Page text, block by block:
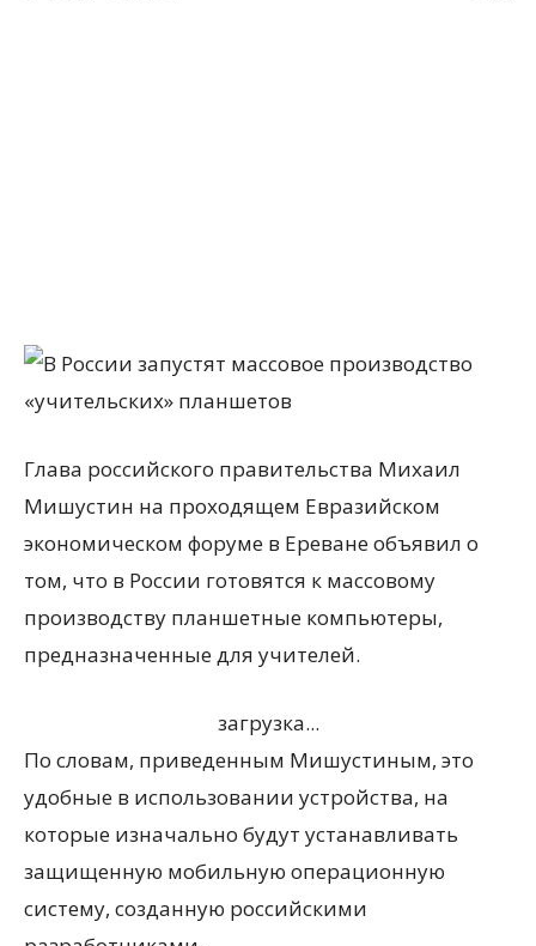
Глава российского правительства Михаил
Мишустин на проходящем Евразийском
экономическом форуме в Ереване объявил о
том, что в России готовятся к массовому
производству планшетные компьютеры,
предназначенные для учителей.
загрузка...
По словам, приведенным Мишустиным, это
удобные в использовании устройства, на
которые изначально будут устанавливать
защищенную мобильную операционную
систему, созданную российскими